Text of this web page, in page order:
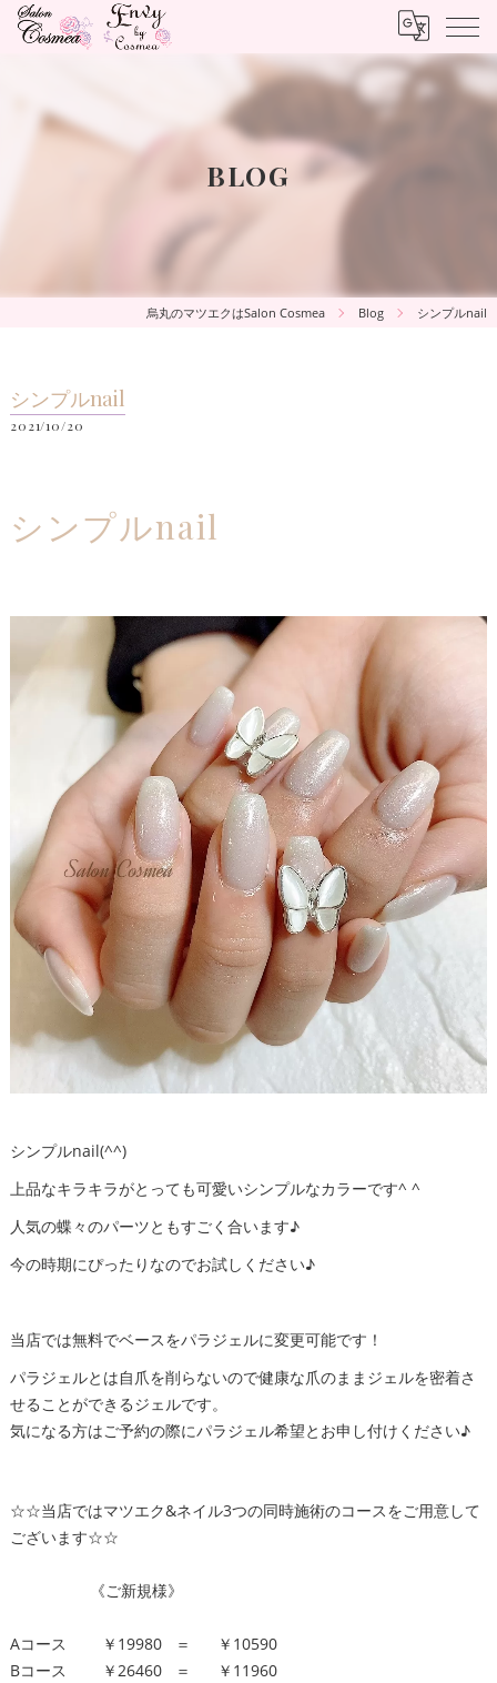
BLOG
烏丸のマツエクはSalon Cosmea Blog シンプルnail
シンプルnail
2021/10/20
シンプルnail
シンプルnail(^^)
上品なキラキラがとっても可愛いシンプルなカラーです^ ^
人気の蝶々のパーツともすごく合います♪
今の時期にぴったりなのでお試しください♪
当店では無料でベースをパラジェルに変更可能です！
パラジェルとは自爪を削らないので健康な爪のままジェルを密着さ
せることができるジェルです。
気になる方はご予約の際にパラジェル希望とお申し付けください♪
☆☆当店ではマツエク&ネイル3つの同時施術のコースをご用意して
ございます☆☆
《ご新規様》
Aコース ￥19980 ＝ ￥10590
Bコース ￥26460 ＝ ￥11960